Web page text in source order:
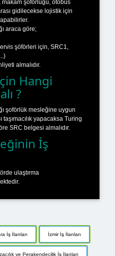
makam şoförlüğü, otobüs
gidilecekse lojistik için
araca göre;
şöförleri için, SRC1,
almalıdır.
Hangi
?
şoförlük mesleğine uygun
taşımacılık yapacaksa Turing
SRC belgesi almalıdır.
İş
ulaştırma
İş İlanları İzmir İş İlanları
ve Perakendecilik İş İlanları